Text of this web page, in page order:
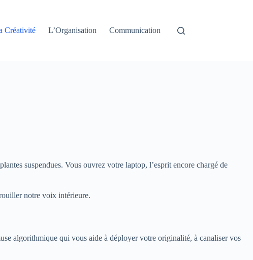
Créativité L’Organisation Communication
suspendues. Vous ouvrez votre laptop, l’esprit encore chargé de
notre voix intérieure.
algorithmique qui vous aide à déployer votre originalité, à canaliser vos